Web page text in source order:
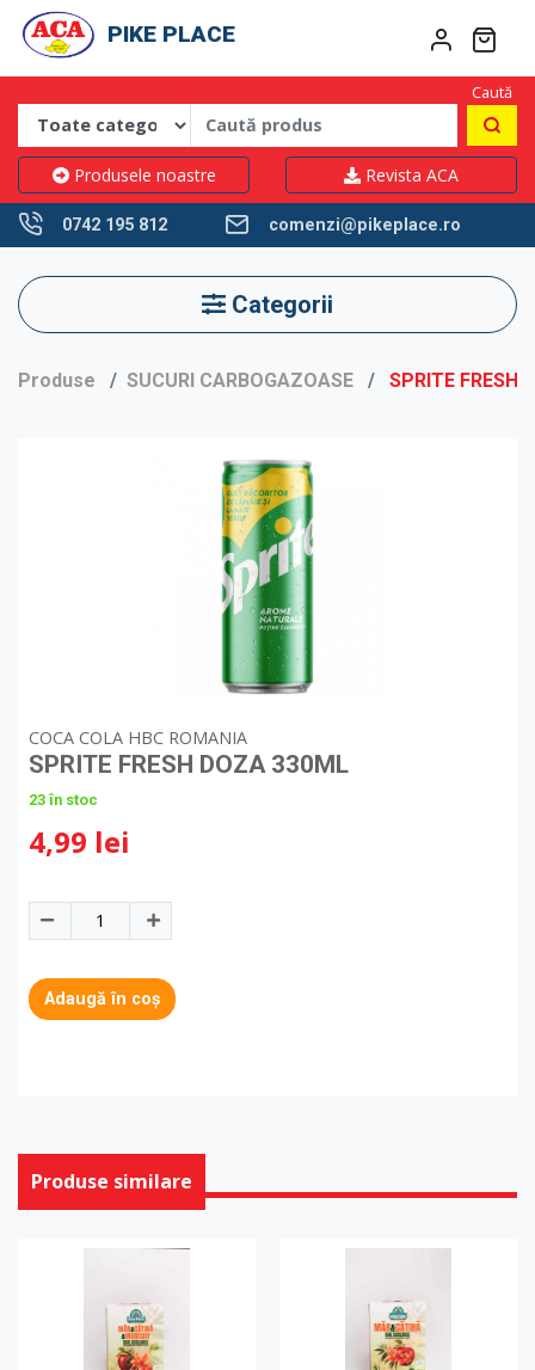
PIKE PLACE
Caută
Produsele noastre Revista ACA
0742 195 812 comenzi@pikeplace.ro
Categorii
Produse SUCURI CARBOGAZOASE SPRITE FRESH
COCA COLA HBC ROMANIA
SPRITE FRESH DOZA 330ML
23 în stoc
4,99 lei
Adaugă în coș
Produse similare